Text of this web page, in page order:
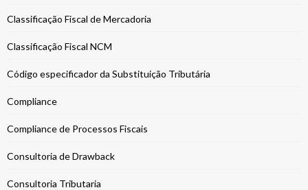
Classificação Fiscal de Mercadoria
Classificação Fiscal NCM
Código especificador da Substituição Tributária
Compliance
Compliance de Processos Fiscais
Consultoria de Drawback
Consultoria Tributaria